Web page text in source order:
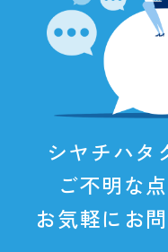
シヤチハタ
ご不明な
お気軽にお